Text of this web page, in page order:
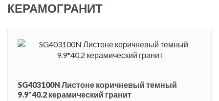
минималистический, а значит и универсальный, он подходит
Листоне обладает отличными эксплуатационными
свойствами, стоек к воздействию химических веществ, легко
КЕРАМОГРАНИТ
SG403100N Листоне коричневый темный
9.9*40.2 керамический гранит